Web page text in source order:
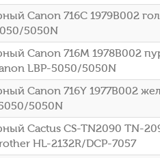
Canon 716C 1979B002
5050N
Canon 716M 1978B002
LBP-5050/5050N
Canon 716Y 1977B002
5050N
Cactus CS-TN2090 TN-
HL-2132R/DCP-7057